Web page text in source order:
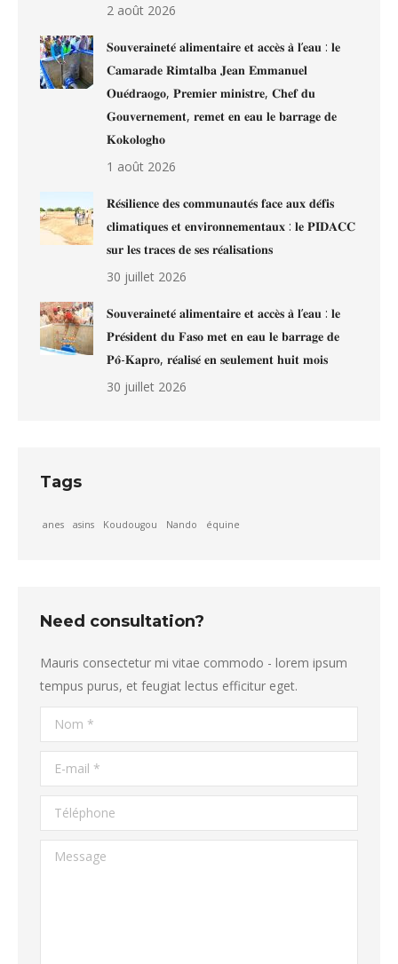
2 août 2026
𝐒𝐨𝐮𝐯𝐞𝐫𝐚𝐢𝐧𝐞𝐭𝐞́ 𝐚𝐥𝐢𝐦𝐞𝐧𝐭𝐚𝐢𝐫𝐞 𝐞𝐭 𝐚𝐜𝐜𝐞̀𝐬 𝐚̀ 𝐥’𝐞𝐚𝐮 : 𝐥𝐞
𝐂𝐚𝐦𝐚𝐫𝐚𝐝𝐞 𝐑𝐢𝐦𝐭𝐚𝐥𝐛𝐚 𝐉𝐞𝐚𝐧 𝐄𝐦𝐦𝐚𝐧𝐮𝐞𝐥
𝐎𝐮𝐞́𝐝𝐫𝐚𝐨𝐠𝐨, 𝐏𝐫𝐞𝐦𝐢𝐞𝐫 𝐦𝐢𝐧𝐢𝐬𝐭𝐫𝐞, 𝐂𝐡𝐞𝐟 𝐝𝐮
𝐆𝐨𝐮𝐯𝐞𝐫𝐧𝐞𝐦𝐞𝐧𝐭, 𝐫𝐞𝐦𝐞𝐭 𝐞𝐧 𝐞𝐚𝐮 𝐥𝐞 𝐛𝐚𝐫𝐫𝐚𝐠𝐞 𝐝𝐞
𝐊𝐨𝐤𝐨𝐥𝐨𝐠𝐡𝐨
1 août 2026
𝐑𝐞́𝐬𝐢𝐥𝐢𝐞𝐧𝐜𝐞 𝐝𝐞𝐬 𝐜𝐨𝐦𝐦𝐮𝐧𝐚𝐮𝐭𝐞́𝐬 𝐟𝐚𝐜𝐞 𝐚𝐮𝐱 𝐝𝐞́𝐟𝐢𝐬
𝐜𝐥𝐢𝐦𝐚𝐭𝐢𝐪𝐮𝐞𝐬 𝐞𝐭 𝐞𝐧𝐯𝐢𝐫𝐨𝐧𝐧𝐞𝐦𝐞𝐧𝐭𝐚𝐮𝐱 : 𝐥𝐞 𝐏𝐈𝐃𝐀𝐂𝐂
𝐬𝐮𝐫 𝐥𝐞𝐬 𝐭𝐫𝐚𝐜𝐞𝐬 𝐝𝐞 𝐬𝐞𝐬 𝐫𝐞́𝐚𝐥𝐢𝐬𝐚𝐭𝐢𝐨𝐧𝐬
30 juillet 2026
𝐒𝐨𝐮𝐯𝐞𝐫𝐚𝐢𝐧𝐞𝐭𝐞́ 𝐚𝐥𝐢𝐦𝐞𝐧𝐭𝐚𝐢𝐫𝐞 𝐞𝐭 𝐚𝐜𝐜𝐞̀𝐬 𝐚̀ 𝐥’𝐞𝐚𝐮 : 𝐥𝐞
𝐏𝐫𝐞́𝐬𝐢𝐝𝐞𝐧𝐭 𝐝𝐮 𝐅𝐚𝐬𝐨 𝐦𝐞𝐭 𝐞𝐧 𝐞𝐚𝐮 𝐥𝐞 𝐛𝐚𝐫𝐫𝐚𝐠𝐞 𝐝𝐞
𝐏𝐨̂-𝐊𝐚𝐩𝐫𝐨, 𝐫𝐞́𝐚𝐥𝐢𝐬𝐞́ 𝐞𝐧 𝐬𝐞𝐮𝐥𝐞𝐦𝐞𝐧𝐭 𝐡𝐮𝐢𝐭 𝐦𝐨𝐢𝐬
30 juillet 2026
Tags
anes asins Koudougou Nando équine
Need consultation?
Mauris consectetur mi vitae commodo - lorem ipsum
tempus purus, et feugiat lectus efficitur eget.
Nom *
E-mail *
Téléphone
Message